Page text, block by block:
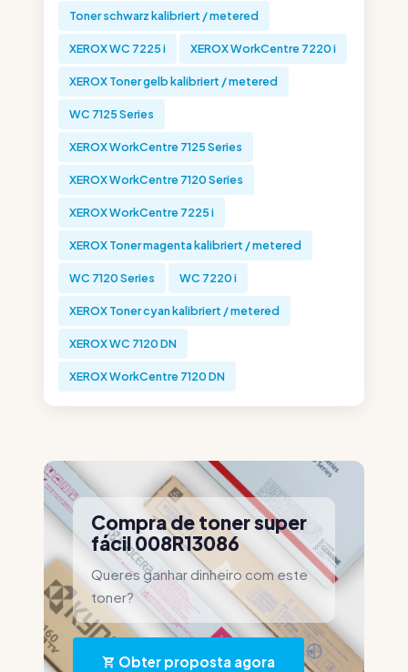
Toner schwarz kalibriert / metered
XEROX WC 7225 i XEROX WorkCentre 7220 i
XEROX Toner gelb kalibriert / metered
WC 7125 Series
XEROX WorkCentre 7125 Series
XEROX WorkCentre 7120 Series
XEROX WorkCentre 7225 i
XEROX Toner magenta kalibriert / metered
WC 7120 Series WC 7220 i
XEROX Toner cyan kalibriert / metered
XEROX WC 7120 DN
XEROX WorkCentre 7120 DN
Compra de toner super
fácil 008R13086
Queres ganhar dinheiro com este
toner?
Obter proposta agora